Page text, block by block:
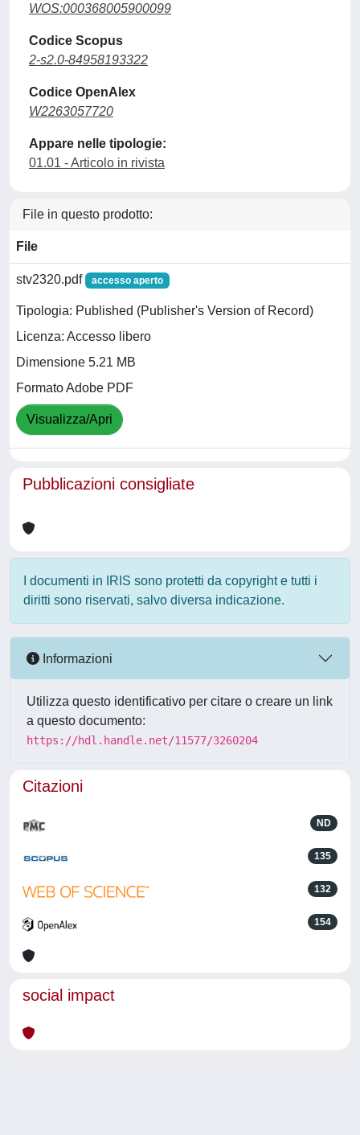
WOS:000368005900099
Codice Scopus
2-s2.0-84958193322
Codice OpenAlex
W2263057720
Appare nelle tipologie:
01.01 - Articolo in rivista
File in questo prodotto:
File
stv2320.pdf accesso aperto
Tipologia: Published (Publisher's Version of Record)
Licenza: Accesso libero
Dimensione 5.21 MB
Formato Adobe PDF
Visualizza/Apri
Pubblicazioni consigliate
I documenti in IRIS sono protetti da copyright e tutti i
diritti sono riservati, salvo diversa indicazione.
Informazioni
Utilizza questo identificativo per citare o creare un link
a questo documento:
https://hdl.handle.net/11577/3260204
Citazioni
ND
135
132
154
social impact